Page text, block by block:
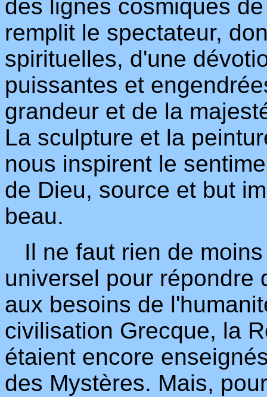
des lignes cosmiques
remplit le spectateur,
spirituelles, d'une
puissantes et
grandeur et de la
La sculpture et la
nous inspirent le
de Dieu, source et but
beau.
Il ne faut rien de
universel pour répondre
aux besoins de
civilisation Grecque, la
étaient encore
des Mystères. Mais,